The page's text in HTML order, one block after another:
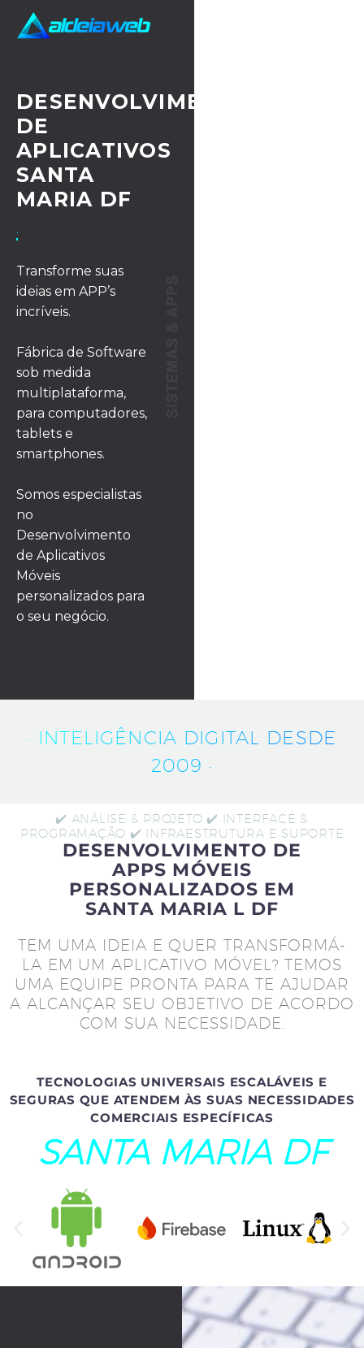
DESENVOLVIMENTO
DE
APLICATIVOS
SANTA
MARIA DF
· UX/UI DESIGN
Transforme suas
ideias em APP’s
incríveis.
Fábrica de Software
sob medida
multiplataforma,
para computadores,
tablets e
smartphones.
Somos especialistas
no
Desenvolvimento
de Aplicativos
Móveis
personalizados para
o seu negócio.
· INTELIGÊNCIA DIGITAL DESDE
2009 ·
✔️ ANÁLISE & PROJETO ✔️ INTERFACE &
PROGRAMAÇÃO ✔️ INFRAESTRUTURA E SUPORTE
DESENVOLVIMENTO DE
APPS MÓVEIS
PERSONALIZADOS EM
SANTA MARIA L DF
TEM UMA IDEIA E QUER TRANSFORMÁ-
LA EM UM APLICATIVO MÓVEL? TEMOS
UMA EQUIPE PRONTA PARA TE AJUDAR
A ALCANÇAR SEU OBJETIVO DE ACORDO
COM SUA NECESSIDADE.
TECNOLOGIAS UNIVERSAIS ESCALÁVEIS E
SEGURAS QUE ATENDEM ÀS SUAS NECESSIDADES
COMERCIAIS ESPECÍFICAS
SANTA MARIA DF